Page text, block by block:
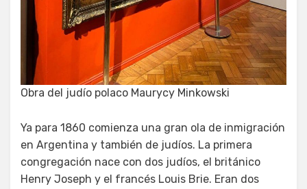
Obra del judío polaco Maurycy Minkowski
Ya para 1860 comienza una gran ola de inmigración
en Argentina y también de judíos. La primera
congregación nace con dos judíos, el británico
Henry Joseph y el francés Louis Brie. Eran dos